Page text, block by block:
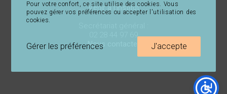
Venir à l’institut
02 28 44 97 69
Nous contacter
Pour votre confort, ce site utilise des cookies. Vous
pouvez gérer vos préférences ou accepter l'utilisation des
cookies.
Gérer les préférences J'accepte